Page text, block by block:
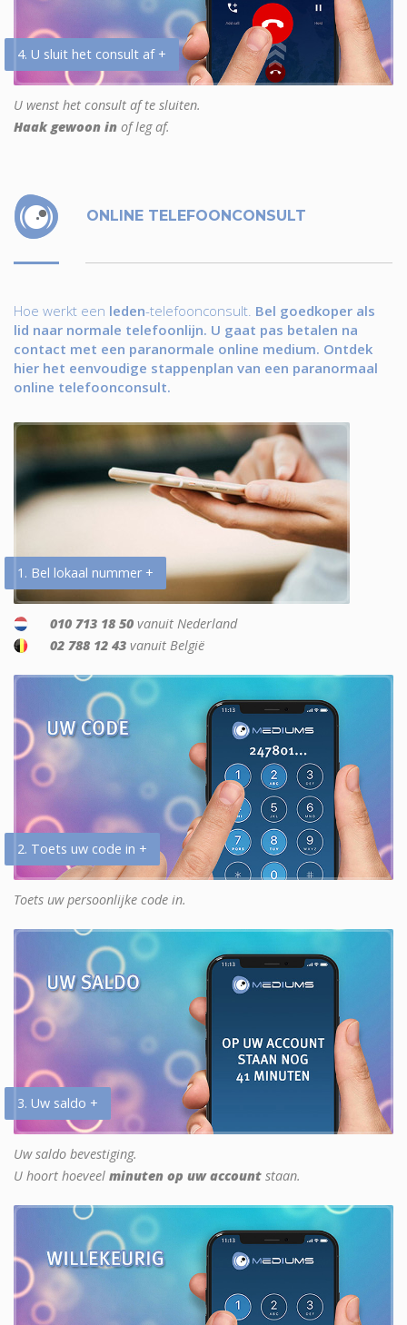
4. U sluit het consult af +
U wenst het consult af te sluiten.
Haak gewoon in of leg af.
ONLINE TELEFOONCONSULT
Hoe werkt een leden-telefoonconsult. Bel goedkoper als
lid naar normale telefoonlijn. U gaat pas betalen na
contact met een paranormale online medium. Ontdek
hier het eenvoudige stappenplan van een paranormaal
online telefoonconsult.
1. Bel lokaal nummer +
010 713 18 50 vanuit Nederland
02 788 12 43 vanuit België
2. Toets uw code in +
Toets uw persoonlijke code in.
3. Uw saldo +
Uw saldo bevestiging.
U hoort hoeveel minuten op uw account staan.